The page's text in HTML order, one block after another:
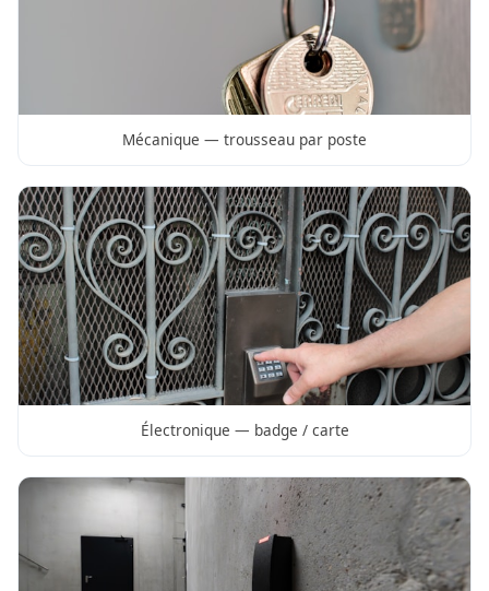
Mécanique — trousseau par poste
Électronique — badge / carte